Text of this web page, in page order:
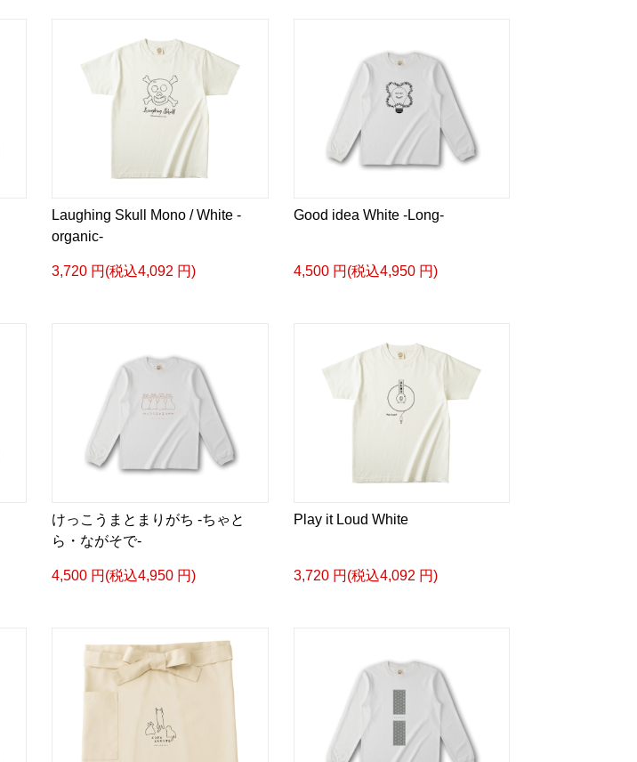
Laughing Skull Mono / White -
organic-
3,720 円(税込4,092 円)
Good idea White -Long-
4,500 円(税込4,950 円)
けっこうまとまりがち -ちゃと
ら・ながそで-
4,500 円(税込4,950 円)
Play it Loud White
3,720 円(税込4,092 円)